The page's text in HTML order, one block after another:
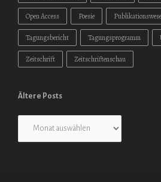
Open Access Poesie
Tagungsbericht Tagungsprogramm
Zeitschrift Zeitschriftenschau
Ältere Posts
Posts